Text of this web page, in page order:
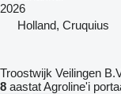
2026
Holland, Cruquius
Troostwijk Veilingen
8 aastat Agroline'i